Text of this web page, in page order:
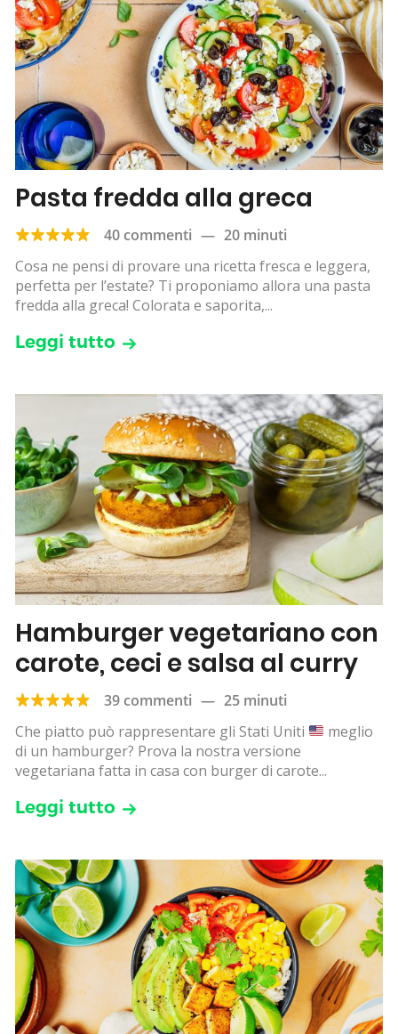
Pasta fredda alla greca
40 commenti — 20 minuti
Cosa ne pensi di provare una ricetta fresca e leggera,
perfetta per l’estate? Ti proponiamo allora una pasta
fredda alla greca! Colorata e saporita,...
Leggi tutto
Hamburger vegetariano con
carote, ceci e salsa al curry
39 commenti — 25 minuti
Che piatto può rappresentare gli Stati Uniti
meglio
di un hamburger? Prova la nostra versione
vegetariana fatta in casa con burger di carote...
Leggi tutto